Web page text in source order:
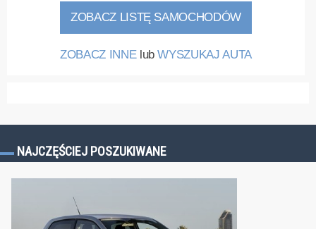
ZOBACZ LISTĘ SAMOCHODÓW
ZOBACZ INNElubWYSZUKAJ AUTA
NAJCZĘŚCIEJ POSZUKIWANE